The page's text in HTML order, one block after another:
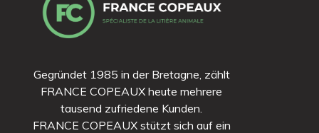
Gegründet 1985 in der Bretagne, zählt
FRANCE COPEAUX heute mehrere
tausend zufriedene Kunden.
FRANCE COPEAUX stützt sich auf ein